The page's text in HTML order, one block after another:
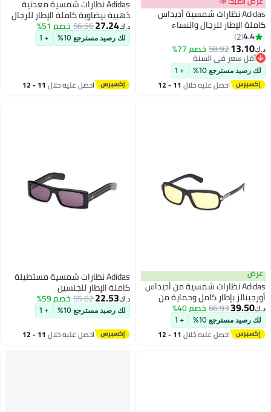
Adidas نظارات شمسية أديداس
كاملة الإطار للرجال والنساء
نافيغيتور بنفسجي من الأسيتات
4.4
2
د.ك‏13.10
58.92خصم 77%
أقل سعر في السنة
أقل سعر في السنة
لك رصيد مسترجع 10% + 1
احصل عليه خلال 11 - 12
Adidas نظارات شمسية معدنية
ذهبية بيضاوية كاملة الإطار للرجال
والنساء
د.ك‏27.24
56.56خصم 51%
لك رصيد مسترجع 10% + 1
احصل عليه خلال 11 - 12
عرض
Adidas نظارات شمسية من أديداس
أورجينالز بإطار كامل وحماية من
الأشعة فوق البنفسجية ACETATE
OR014402E57
د.ك‏39.50
66.93خصم 40%
لك رصيد مسترجع 10% + 1
احصل عليه خلال 11 - 12
Adidas نظارات شمسية مستطيلة
كاملة الإطار للجنسين
Or012401A55
د.ك‏22.53
55.62خصم 59%
لك رصيد مسترجع 10% + 1
احصل عليه خلال 11 - 12